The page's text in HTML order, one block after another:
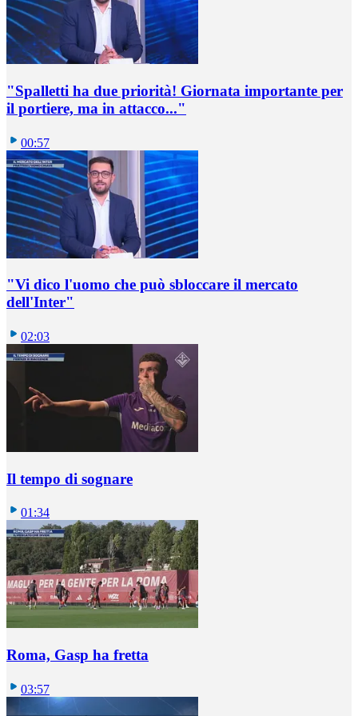
"Spalletti ha due priorità! Giornata importante per
il portiere, ma in attacco..."
00:57
"Vi dico l'uomo che può sbloccare il mercato
dell'Inter"
02:03
Il tempo di sognare
01:34
Roma, Gasp ha fretta
03:57